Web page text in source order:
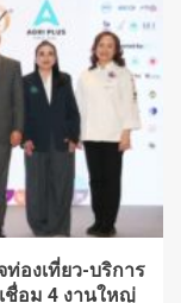
องเที่ยว-บริการ
ชื่อม 4 งานใหญ่